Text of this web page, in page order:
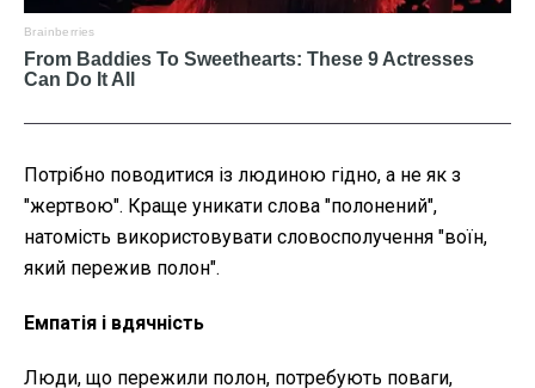
Потрібно поводитися із людиною гідно, а не як з
"жертвою". Краще уникати слова "полонений",
натомість використовувати словосполучення "воїн,
який пережив полон".
Емпатія і вдячність
Люди, що пережили полон, потребують поваги,